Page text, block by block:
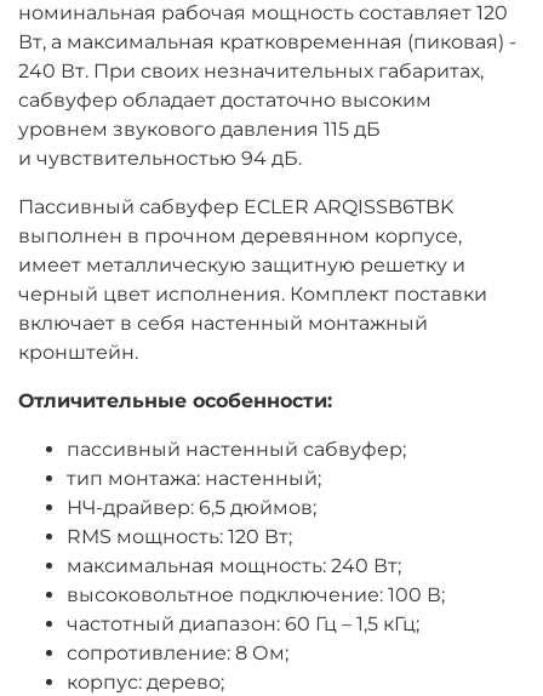
номинальная рабочая мощность составляет 120
Вт, а максимальная кратковременная (пиковая) -
240 Вт. При своих незначительных габаритах,
сабвуфер обладает достаточно высоким
уровнем звукового давления 115 дБ
и чувствительностью 94 дБ.
Пассивный сабвуфер ECLER ARQISSB6TBK
выполнен в прочном деревянном корпусе,
имеет металлическую защитную решетку и
черный цвет исполнения. Комплект поставки
включает в себя настенный монтажный
кронштейн.
Отличительные особенности:
пассивный настенный сабвуфер;
тип монтажа: настенный;
НЧ-драйвер: 6,5 дюймов;
RMS мощность: 120 Вт;
максимальная мощность: 240 Вт;
высоковольтное подключение: 100 В;
частотный диапазон: 60 Гц – 1,5 кГц;
сопротивление: 8 Ом;
корпус: дерево;